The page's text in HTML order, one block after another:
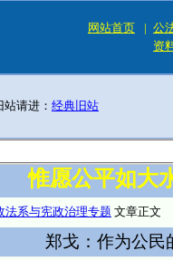
网站首页 | 公
资
请进： 经典旧站
惟愿公平如大
法系与宪政治理专题 文章正文
郑戈：作为公民